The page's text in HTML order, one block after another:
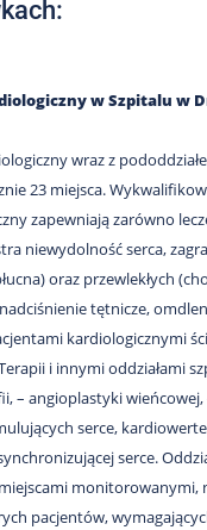
w Szpitalu w
wraz z
23 miejsca.
zapewniają zarówno
niewydolność serca,
oraz przewlekłych
tętnicze,
kardiologicznymi
i innymi oddziałami
– angioplastyki
serce,
serce.
monitorowanymi,
pacjentów,